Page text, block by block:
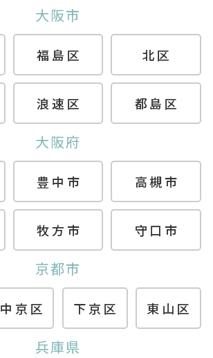
大阪市
福島区 北区
浪速区 都島区
大阪府
豊中市 高槻市
牧方市 守口市
京都市
中京区 下京区 東山区
兵庫県